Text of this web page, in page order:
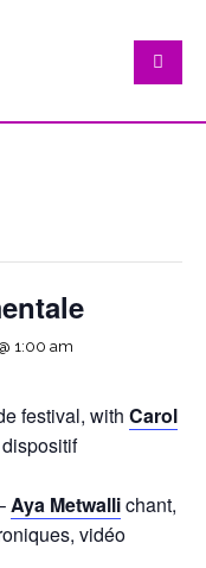
1:00 am
festival, with Carol
Aya Metwallichant,
vidéo